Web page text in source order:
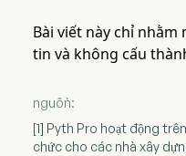
Bài viết này chỉ
tin và không cấu
nguồn:
[1] Pyth Pro hoạt động
chức cho các nhà xây